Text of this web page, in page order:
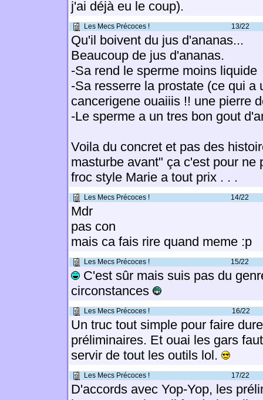
j'ai déjà eu le coup).
Les Mecs Précoces ! 13/22
Qu'il boivent du jus d'ananas...
Beaucoup de jus d'ananas.
-Sa rend le sperme moins liquide
-Sa resserre la prostate (ce qui a
cancerigene ouaiiis !! une pierre
-Le sperme a un tres bon gout
Voila du concret et pas des
masturbe avant" ça c'est pour ne
froc style Marie a tout prix . . .
Les Mecs Précoces ! 14/22
Mdr
pas con
mais ca fais rire quand meme :p
Les Mecs Précoces ! 15/22
C'est sûr mais suis pas du
circonstances
Les Mecs Précoces ! 16/22
Un truc tout simple pour faire
préliminaires. Et ouai les gars
servir de tout les outils lol.
Les Mecs Précoces ! 17/22
D'accords avec Yop-Yop, les